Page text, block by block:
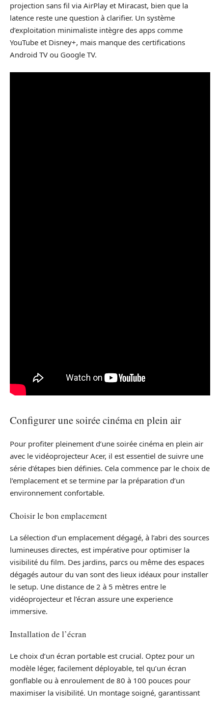
projection sans fil via AirPlay et Miracast, bien que la
latence reste une question à clarifier. Un système
d’exploitation minimaliste intègre des apps comme
YouTube et Disney+, mais manque des certifications
Android TV ou Google TV.
Configurer une soirée cinéma en plein air
Pour profiter pleinement d’une soirée cinéma en plein air
avec le vidéoprojecteur Acer, il est essentiel de suivre une
série d’étapes bien définies. Cela commence par le choix de
l’emplacement et se termine par la préparation d’un
environnement confortable.
Choisir le bon emplacement
La sélection d’un emplacement dégagé, à l’abri des sources
lumineuses directes, est impérative pour optimiser la
visibilité du film. Des jardins, parcs ou même des espaces
dégagés autour du van sont des lieux idéaux pour installer
le setup. Une distance de 2 à 5 mètres entre le
vidéoprojecteur et l’écran assure une experience
immersive.
Installation de l’écran
Le choix d’un écran portable est crucial. Optez pour un
modèle léger, facilement déployable, tel qu’un écran
gonflable ou à enroulement de 80 à 100 pouces pour
maximiser la visibilité. Un montage soigné, garantissant